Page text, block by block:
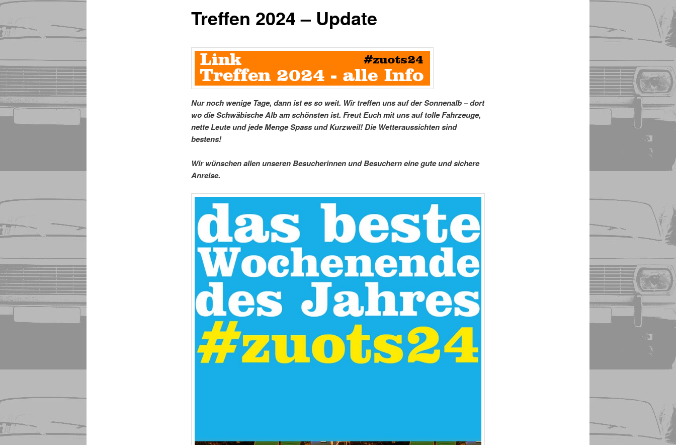
Treffen 2024 – Update
Nur noch wenige Tage, dann ist es so weit. Wir treffen uns auf der Sonnenalb – dort
wo die Schwäbische Alb am schönsten ist. Freut Euch mit uns auf tolle Fahrzeuge,
nette Leute und jede Menge Spass und Kurzweil! Die Wetteraussichten sind
bestens!
Wir wünschen allen unseren Besucherinnen und Besuchern eine gute und sichere
Anreise.